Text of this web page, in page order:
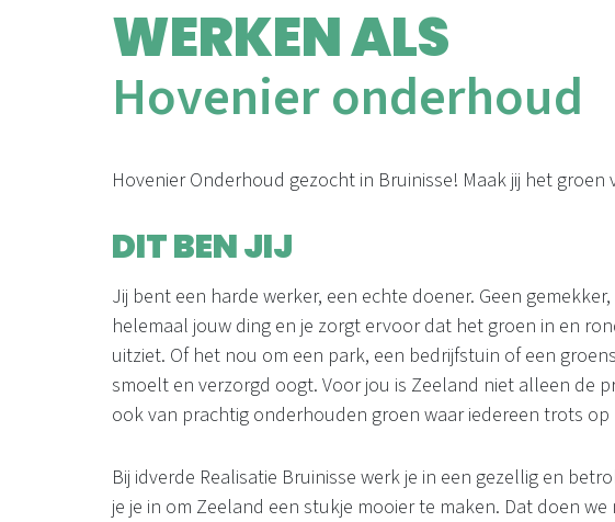
WERKEN ALS
Hovenier onderhoud
Hovenier Onderhoud gezocht in Bruinisse! Maak jij het groen
DIT BEN JIJ
Jij bent een harde werker, een echte doener. Geen
helemaal jouw ding en je zorgt ervoor dat het groen in en
uitziet. Of het nou om een park, een bedrijfstuin of een
smoelt en verzorgd oogt. Voor jou is Zeeland niet alleen de
ook van prachtig onderhouden groen waar iedereen trots op
Bij idverde Realisatie Bruinisse werk je in een gezellig en
je je in om Zeeland een stukje mooier te maken. Dat doen